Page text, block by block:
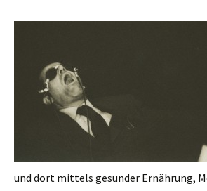
und dort mittels gesunder Ernährung,